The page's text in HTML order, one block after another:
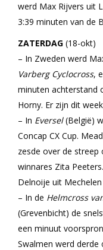
werd Max Rijvers uit
3:39 minuten van de
ZATERDAG (18-okt)
– In Zweden werd
Varberg Cyclocross,
minuten achterstand
Horny. Er zijn dit
– In Eversel(België)
Concap CX Cup.
zesde over de streep
winnares Zita
Delnoije uit
– In de Helmcross
(Grevenbicht) de
een minuut
Swalmen werd derde